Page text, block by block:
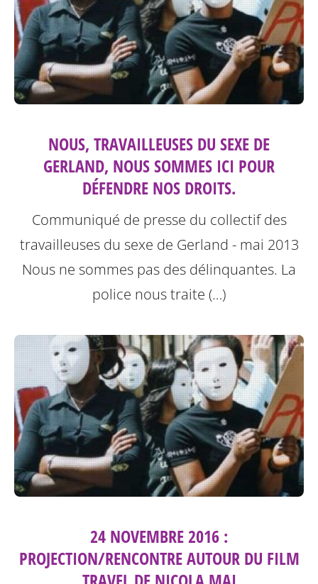
NOUS, TRAVAILLEUSES DU SEXE DE
GERLAND, NOUS SOMMES ICI POUR
DÉFENDRE NOS DROITS.
Communiqué de presse du collectif des
travailleuses du sexe de Gerland - mai 2013
Nous ne sommes pas des délinquantes. La
police nous traite (…)
24 NOVEMBRE 2016 :
PROJECTION/RENCONTRE AUTOUR DU FILM